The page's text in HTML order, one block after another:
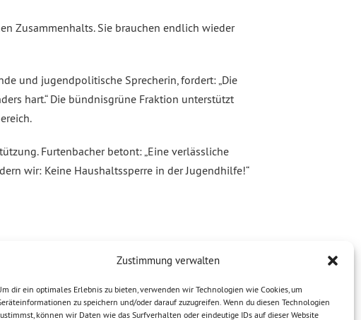
Zustimmung verwalten
dir ein optimales Erlebnis zu bieten, verwenden wir Technologien wie Cookies, um
zu speichern und/oder darauf zuzugreifen. Wenn du diesen Technologien
können wir Daten wie das Surfverhalten oder eindeutige IDs auf dieser Website
Zusammenhalts. Sie brauchen endlich wieder
und jugendpolitische Sprecherin, fordert: „Die
hart.“ Die bündnisgrüne Fraktion unterstützt
Furtenbacher betont: „Eine verlässliche
wir: Keine Haushaltssperre in der Jugendhilfe!“